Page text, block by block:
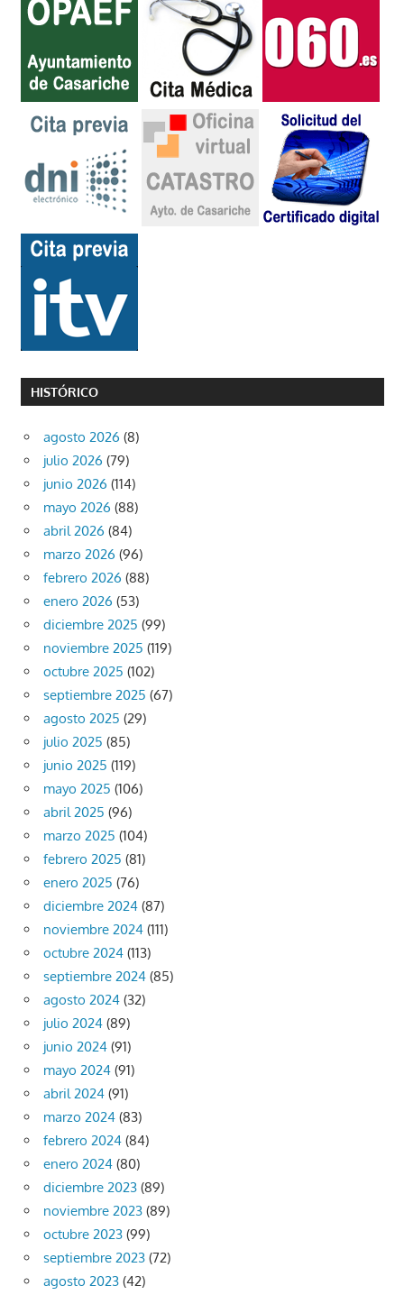
HISTÓRICO
agosto 2026 (8)
julio 2026 (79)
junio 2026 (114)
mayo 2026 (88)
abril 2026 (84)
marzo 2026 (96)
febrero 2026 (88)
enero 2026 (53)
diciembre 2025 (99)
noviembre 2025 (119)
octubre 2025 (102)
septiembre 2025 (67)
agosto 2025 (29)
julio 2025 (85)
junio 2025 (119)
mayo 2025 (106)
abril 2025 (96)
marzo 2025 (104)
febrero 2025 (81)
enero 2025 (76)
diciembre 2024 (87)
noviembre 2024 (111)
octubre 2024 (113)
septiembre 2024 (85)
agosto 2024 (32)
julio 2024 (89)
junio 2024 (91)
mayo 2024 (91)
abril 2024 (91)
marzo 2024 (83)
febrero 2024 (84)
enero 2024 (80)
diciembre 2023 (89)
noviembre 2023 (89)
octubre 2023 (99)
septiembre 2023 (72)
agosto 2023 (42)